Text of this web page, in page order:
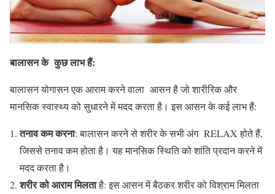
बालासन के कुछ लाभ हैं:
बालासन योगासन एक आराम करने वाला आसन है जो शारीरिक और
मानसिक स्वास्थ्य को सुधारने में मदद करता है। इस आसन के कई लाभ हैं:
तनाव कम करना: बालासन करने से शरीर के सभी अंग RELAX होते हैं,
जिससे तनाव कम होता है। यह मानसिक स्थिति को शांति प्रदान करने में
मदद करता है।
शरीर को आराम मिलताहै: इस आसन में बैठकर शरीर को विश्राम मिलता